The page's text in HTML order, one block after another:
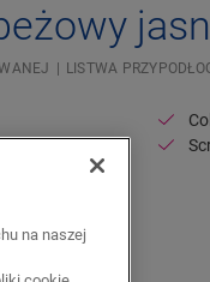
LISTWA
na naszej